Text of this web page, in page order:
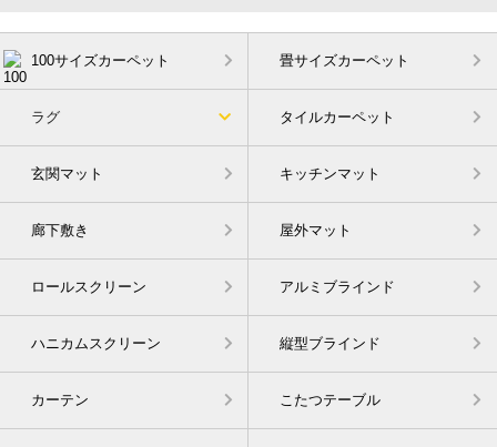
100サイズカーペット 畳サイズカーペット
ラグ タイルカーペット
玄関マット キッチンマット
廊下敷き 屋外マット
ロールスクリーン アルミブラインド
ハニカムスクリーン 縦型ブラインド
カーテン こたつテーブル